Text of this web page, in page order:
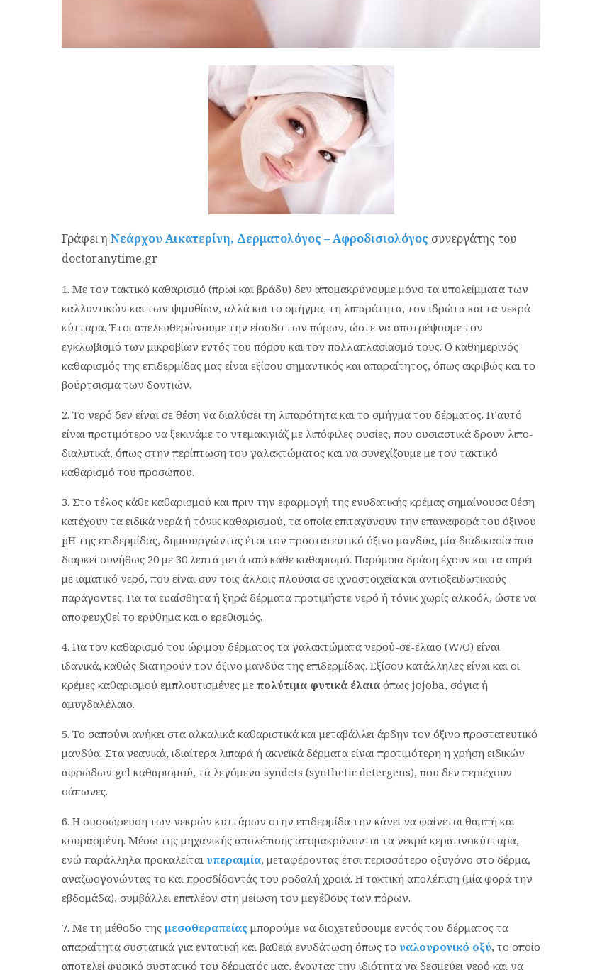
Γράφει η Νεάρχου Αικατερίνη, Δερματολόγος – Αφροδισιολόγος συνεργάτης του
doctoranytime.gr
Με τον τακτικό καθαρισμό (πρωί και βράδυ) δεν απομακρύνουμε μόνο τα υπολείμματα των
καλλυντικών και των ψιμυθίων, αλλά και το σμήγμα, τη λιπαρότητα, τον ιδρώτα και τα νεκρά
κύτταρα. Έτσι απελευθερώνουμε την είσοδο των πόρων, ώστε να αποτρέψουμε τον
εγκλωβισμό των μικροβίων εντός του πόρου και τον πολλαπλασιασμό τους. Ο καθημερινός
καθαρισμός της επιδερμίδας μας είναι εξίσου σημαντικός και απαραίτητος, όπως ακριβώς και το
βούρτσισμα των δοντιών.
Το νερό δεν είναι σε θέση να διαλύσει τη λιπαρότητα και το σμήγμα του δέρματος. Γι’αυτό
είναι προτιμότερο να ξεκινάμε το ντεμακιγιάζ με λιπόφιλες ουσίες, που ουσιαστικά δρουν λιπο-
διαλυτικά, όπως στην περίπτωση του γαλακτώματος και να συνεχίζουμε με τον τακτικό
καθαρισμό του προσώπου.
Στο τέλος κάθε καθαρισμού και πριν την εφαρμογή της ενυδατικής κρέμας σημαίνουσα θέση
κατέχουν τα ειδικά νερά ή τόνικ καθαρισμού, τα οποία επιταχύνουν την επαναφορά του όξινου
pH της επιδερμίδας, δημιουργώντας έτσι τον προστατευτικό όξινο μανδύα, μία διαδικασία που
διαρκεί συνήθως 20 με 30 λεπτά μετά από κάθε καθαρισμό. Παρόμοια δράση έχουν και τα σπρέι
με ιαματικό νερό, που είναι συν τοις άλλοις πλούσια σε ιχνοστοιχεία και αντιοξειδωτικούς
παράγοντες. Για τα ευαίσθητα ή ξηρά δέρματα προτιμήστε νερό ή τόνικ χωρίς αλκοόλ, ώστε να
αποφευχθεί το ερύθημα και ο ερεθισμός.
Για τον καθαρισμό του ώριμου δέρματος τα γαλακτώματα νερού-σε-έλαιο (W/O) είναι
ιδανικά, καθώς διατηρούν τον όξινο μανδύα της επιδερμίδας. Εξίσου κατάλληλες είναι και οι
κρέμες καθαρισμού εμπλουτισμένες με πολύτιμα φυτικά έλαια όπως jojoba, σόγια ή
αμυγδαλέλαιο.
Το σαπούνι ανήκει στα αλκαλικά καθαριστικά και μεταβάλλει άρδην τον όξινο προστατευτικό
μανδύα. Στα νεανικά, ιδιαίτερα λιπαρά ή ακνεϊκά δέρματα είναι προτιμότερη η χρήση ειδικών
αφρώδων gel καθαρισμού, τα λεγόμενα syndets (synthetic detergens), που δεν περιέχουν
σάπωνες.
Η συσσώρευση των νεκρών κυττάρων στην επιδερμίδα την κάνει να φαίνεται θαμπή και
κουρασμένη. Μέσω της μηχανικής απολέπισης απομακρύνονται τα νεκρά κερατινοκύτταρα,
ενώ παράλληλα προκαλείται υπεραιμία, μεταφέροντας έτσι περισσότερο οξυγόνο στο δέρμα,
αναζωογονώντας το και προσδίδοντάς του ροδαλή χροιά. Η τακτική απολέπιση (μία φορά την
εβδομάδα), συμβάλλει επιπλέον στη μείωση του μεγέθους των πόρων.
Με τη μέθοδο της μεσοθεραπείας μπορούμε να διοχετεύσουμε εντός του δέρματος τα
απαραίτητα συστατικά για εντατική και βαθειά ενυδάτωση όπως το υαλουρονικό οξύ, το οποίο
αποτελεί φυσικό συστατικό του δέρματός μας, έχοντας την ιδιότητα να δεσμεύει νερό και να